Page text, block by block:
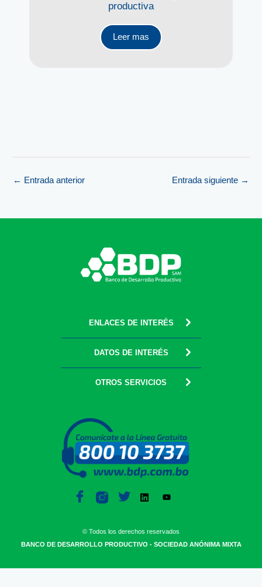
productiva
Leer mas
← Entrada anterior Entrada siguiente →
ENLACES DE INTERÉS
DATOS DE INTERÉS
OTROS SERVICIOS
© Todos los derechos reservados
BANCO DE DESARROLLO PRODUCTIVO - SOCIEDAD ANÓNIMA MIXTA